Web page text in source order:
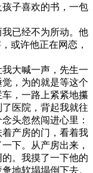
子喜欢的书，一包
已经不为所动。他
或许他正在网恋，
大喊一声，先生一
，为的就是等这个
，一路上紧紧地攥
医院，背起我就往
头忽然闯进心里：
产房的门，看着我
下。从产房出来，
。我摸了一下他的
地软塌塌倒下去。